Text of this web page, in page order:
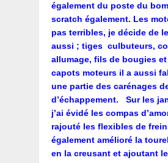
également du poste du
scratch également. Les
pas terribles, je décide de
aussi ; tiges culbuteurs,
allumage, fils de bougies
capots moteurs il a aussi
une partie des carénages
d’échappement. Sur les
j’ai évidé les compas
rajouté les flexibles de
également amélioré la
en la creusant et ajoutant